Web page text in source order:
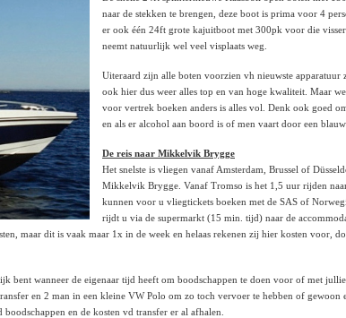
naar de stekken te brengen, deze boot is prima voor 4
er ook één 24ft grote kajuitboot met 300pk voor die
neemt natuurlijk wel veel visplaats weg.
Uiteraard zijn alle boten voorzien vh nieuwste apparatuur
ook hier dus weer alles top en van hoge kwaliteit. Maar
voor vertrek boeken anders is alles vol. Denk ook goed
en als er alcohol aan boord is of men vaart door een
De reis naar Mikkelvik Brygge
Het snelste is vliegen vanaf Amsterdam, Brussel of
Mikkelvik Brygge. Vanaf Tromso is het 1,5 uur rijden
kunnen voor u vliegtickets boeken met de SAS of
rijdt u via de supermarkt (15 min. tijd) naar de
maar dit is vaak maar 1x in de week en helaas rekenen zij hier kosten voor,
bent wanneer de eigenaar tijd heeft om boodschappen te doen voor of met
en 2 man in een kleine VW Polo om zo toch vervoer te hebben of gewoon
en de kosten vd transfer er al afhalen.